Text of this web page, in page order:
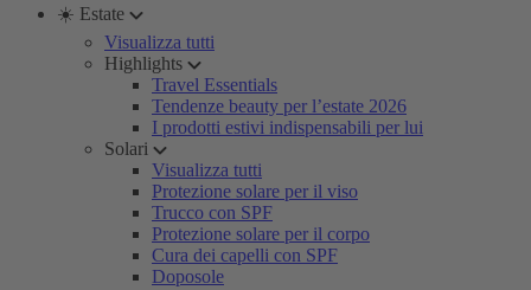
☀️ Estate
Visualizza tutti
Highlights
Travel Essentials
Tendenze beauty per l’estate 2026
I prodotti estivi indispensabili per lui
Solari
Visualizza tutti
Protezione solare per il viso
Trucco con SPF
Protezione solare per il corpo
Cura dei capelli con SPF
Doposole